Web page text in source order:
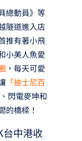
總動員》等
隧道進入店
推有著小飛
小美人魚愛
，每天可愛
「迪士尼百
閃電麥坤和
的橋樑！
台中港收